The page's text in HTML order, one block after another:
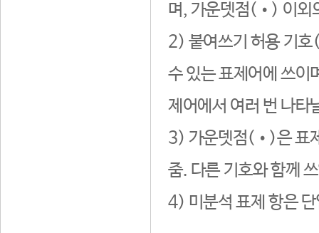
며, 가운뎃점(•) 이외
2) 붙여쓰기 허용 기호
수 있는 표제어에 쓰이
제어에서 여러 번 나타
3) 가운뎃점(•)은 표
줌. 다른 기호와 함께
4) 미분석 표제 항은